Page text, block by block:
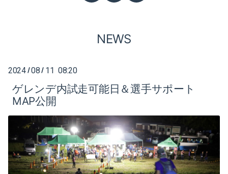
2022-06（1）
2019-04（1）
2019-03（1）
2026-05（2）
2026-03（1）
2025-09（1）
2025-07（1）
NEWS
2024/08 / 11 08:20
ゲレンデ内試走可能日＆選手サポート
MAP公開